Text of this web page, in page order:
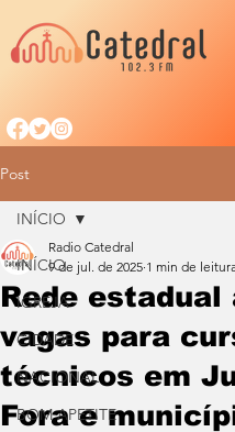
Post
INÍCIO
IGREJA
CIDADE
NACIONAL
BOM APETITE
INÍCIO
Rede estadual
vagas para
técnicos em
Fora e
Radio Catedral
9 de jul. de 2025 1 min de